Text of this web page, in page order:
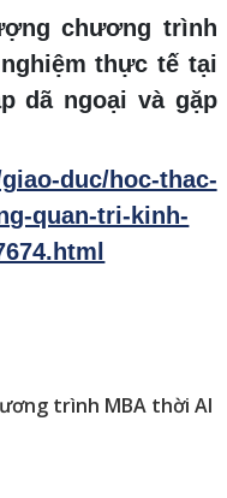
chương trình
thực tế tại
dã ngoại và gặp
duc/hoc-thac-
quan-tri-kinh-
trình MBA thời AI